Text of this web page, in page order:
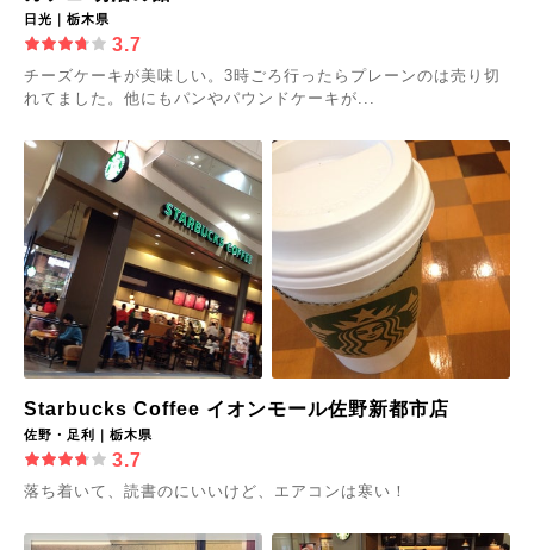
日光｜栃木県
3.7
チーズケーキが美味しい。3時ごろ行ったらプレーンのは売り切
れてました。他にもパンやパウンドケーキが...
Starbucks Coffee イオンモール佐野新都市店
佐野・足利｜栃木県
3.7
落ち着いて、読書のにいいけど、エアコンは寒い！